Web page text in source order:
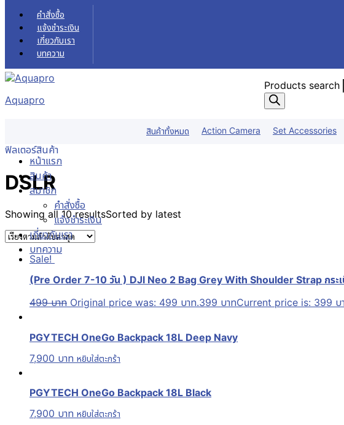
Skip to content
คำสั่งซื้อ
แจ้งชำระเงิน
เกี่ยวกับเรา
บทความ
Aquapro
Products search
สินค้าทั้งหมด Action Camera Set Accessories
หน้าแรก
สินค้า
สมาชิก
คำสั่งซื้อ
แจ้งชำระเงิน
เกี่ยวกับเรา
บทความ
ฟิลเตอร์สินค้า
DSLR
Showing all 10 resultsSorted by latest
Sale!
(Pre Order 7-10 วัน ) DJI Neo 2 Bag Grey With Shoulder Strap กระ
499บาท Original price was: 499 บาท.399 บาทCurrent price is: 399 บ
PGYTECH OneGo Backpack 18L Deep Navy
7,900 บาท หยิบใส่ตะกร้า
PGYTECH OneGo Backpack 18L Black
7,900 บาท หยิบใส่ตะกร้า